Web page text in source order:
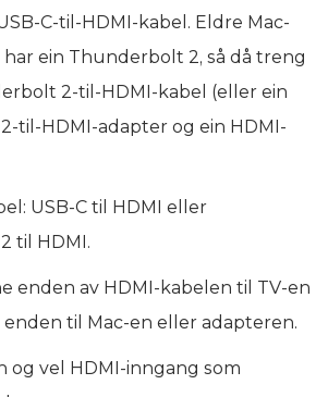
C-til-HDMI-kabel. Eldre Mac-
ein Thunderbolt 2, så då treng
2-til-HDMI-kabel (eller ein
til-HDMI-adapter og ein HDMI-
USB-C til HDMI eller
til HDMI.
enden av HDMI-kabelen til TV-en
til Mac-en eller adapteren.
og vel HDMI-inngang som